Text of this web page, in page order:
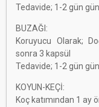
Tedavide; 1-2 gün
BUZAĞI:
Koruyucu Olarak;
sonra 3 kapsül
Tedavide; 1-2 gün
KOYUN-KEÇİ:
Koç katımından 1 ay